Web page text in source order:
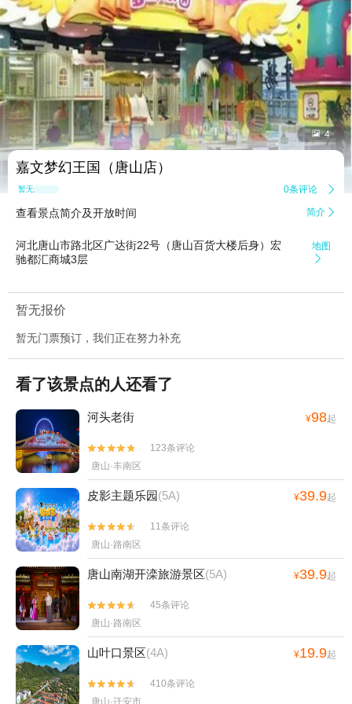
 4
嘉文梦幻王国（唐山店）
暂无点评 0条评论 
查看景点简介及开放时间 简介 
河北唐山市路北区广达街22号（唐山百货大楼后身）宏
驰都汇商城3层
地图

暂无报价
暂无门票预订，我们正在努力补充
看了该景点的人还看了
河头老街 ¥98起


123条评论
唐山·丰南区
皮影主题乐园(5A) ¥39.9起


11条评论
唐山·路南区
唐山南湖开滦旅游景区(5A) ¥39.9起


45条评论
唐山·路南区
山叶口景区(4A) ¥19.9起


410条评论
